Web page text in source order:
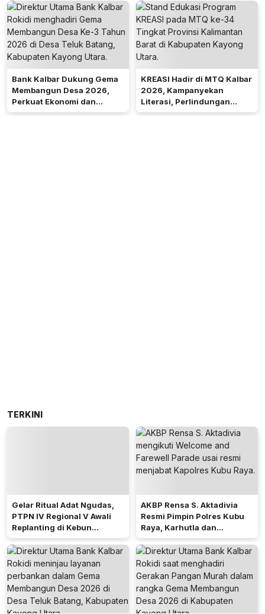
Masyarakat
Bank Kalbar Dukung Gema
Membangun Desa 2026,
Perkuat Ekonomi dan
Kemandirian Desa di Kalbar
KREASI Hadir di MTQ Kalbar
2026, Kampanyekan
Literasi, Perlindungan
Anak, dan Wajib Belajar 13
TERKINI
Gelar Ritual Adat Ngudas,
PTPN IV Regional V Awali
Replanting di Kebun
Kembayan
AKBP Rensa S. Aktadivia
Resmi Pimpin Polres Kubu
Raya, Karhutla dan
Pelayanan Publik Jadi
Prioritas